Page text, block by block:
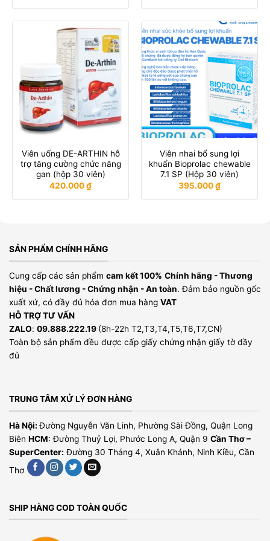
Viên uống DE-ARTHIN hỗ
trợ tăng cường chức năng
gan (hộp 30 viên)
420.000₫
Viên nhai bổ sung lợi
khuẩn Bioprolac chewable
7.1 SP (Hộp 30 viên)
395.000₫
SẢN PHẨM CHÍNH HÃNG
Cung cấp các sản phẩm cam kết 100% Chính hãng - Thương
hiệu - Chất lương - Chứng nhận - An toàn. Đảm bảo nguồn gốc
xuất xứ, có đầy đủ hóa đơn mua hàng VAT
HỖ TRỢ TƯ VẤN
ZALO: 09.888.222.19 (8h-22h T2,T3,T4,T5,T6,T7,CN)
Toàn bộ sản phẩm đều được cấp giấy chứng nhận giấy tờ đầy
đủ
TRUNG TÂM XỬ LÝ ĐƠN HÀNG
Hà Nội:Đường Nguyễn Văn Linh, Phường Sài Đồng, Quận Long
Biên HCM: Đường Thuỷ Lợi, Phước Long A, Quận 9 Cần Thơ –
SuperCenter: Đường 30 Tháng 4, Xuân Khánh, Ninh Kiều, Cần
Thơ
SHIP HÀNG COD TOÀN QUỐC